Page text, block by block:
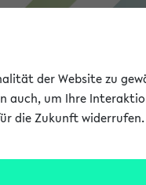
der Website zu
auch, um Ihre
die Zukunft